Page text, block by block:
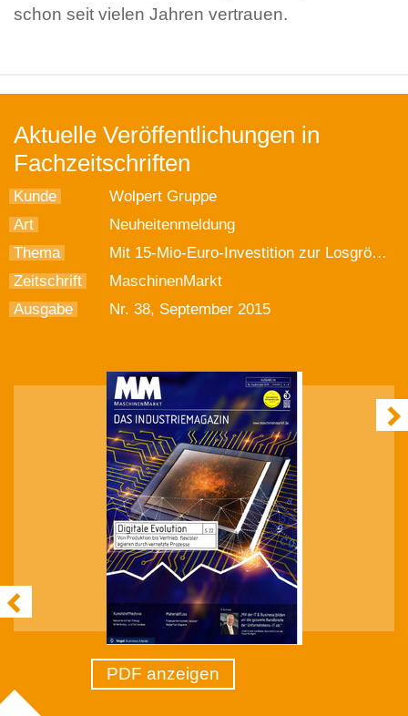
schon seit vielen Jahren vertrauen.
Aktuelle Veröffentlichungen in
Fachzeitschriften
Kunde
Wolpert Gruppe
Art
Neuheitenmeldung
Thema
Mit 15-Mio-Euro-Investition zur Losgröße 1
Zeitschrift
MaschinenMarkt
Ausgabe
Nr. 38, September 2015
PDF anzeigen